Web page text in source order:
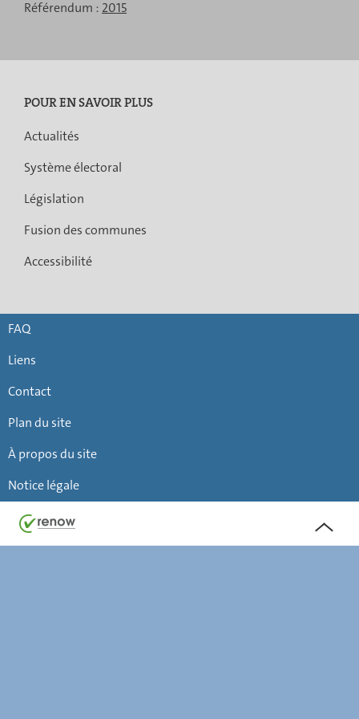
Référendum : 2015
POUR EN SAVOIR PLUS
Actualités
Système électoral
Législation
Fusion des communes
Accessibilité
FAQ
Liens
Contact
Plan du site
À propos du site
Notice légale
de